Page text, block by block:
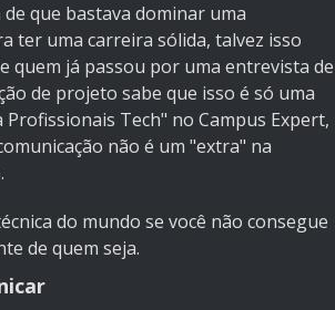
que bastava dominar uma
ter uma carreira sólida, talvez isso
quem já passou por uma entrevista de
de projeto sabe que isso é só uma
Tech" no Campus Expert,
não é um "extra" na
do mundo se você não consegue
de quem seja.